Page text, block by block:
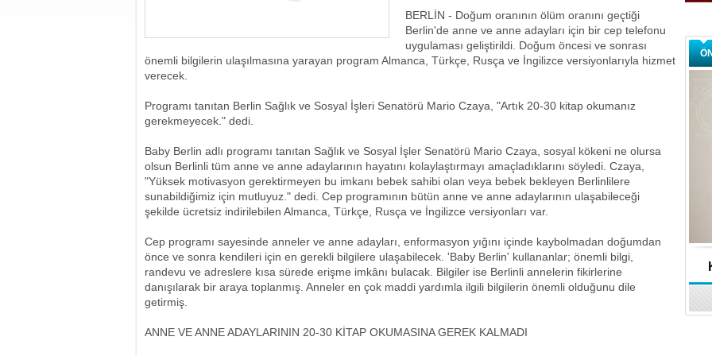
BERLİN - Doğum oranının ölüm oranını geçtiği
Berlin'de anne ve anne adayları için bir cep telefonu
uygulaması geliştirildi. Doğum öncesi ve sonrası
önemli bilgilerin ulaşılmasına yarayan program Almanca, Türkçe, Rusça ve İngilizce versiyonlarıyla hizmet
verecek.
Programı tanıtan Berlin Sağlık ve Sosyal İşleri Senatörü Mario Czaya, "Artık 20-30 kitap okumanız
gerekmeyecek." dedi.
Baby Berlin adlı programı tanıtan Sağlık ve Sosyal İşler Senatörü Mario Czaya, sosyal kökeni ne olursa
olsun Berlinli tüm anne ve anne adaylarının hayatını kolaylaştırmayı amaçladıklarını söyledi. Czaya,
"Yüksek motivasyon gerektirmeyen bu imkanı bebek sahibi olan veya bebek bekleyen Berlinlilere
sunabildiğimiz için mutluyuz." dedi. Cep programının bütün anne ve anne adaylarının ulaşabileceği
şekilde ücretsiz indirilebilen Almanca, Türkçe, Rusça ve İngilizce versiyonları var.
Cep programı sayesinde anneler ve anne adayları, enformasyon yığını içinde kaybolmadan doğumdan
önce ve sonra kendileri için en gerekli bilgilere ulaşabilecek. 'Baby Berlin' kullananlar; önemli bilgi,
randevu ve adreslere kısa sürede erişme imkânı bulacak. Bilgiler ise Berlinli annelerin fikirlerine
danışılarak bir araya toplanmış. Anneler en çok maddi yardımla ilgili bilgilerin önemli olduğunu dile
getirmiş.
ANNE VE ANNE ADAYLARININ 20-30 KİTAP OKUMASINA GEREK KALMADI